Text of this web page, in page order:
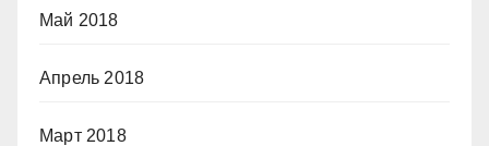
Май 2018
Апрель 2018
Март 2018